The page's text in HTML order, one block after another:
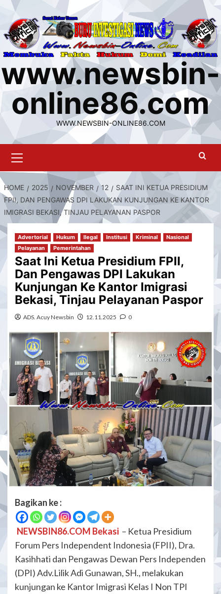
Skip
content
www.newsbin-
online86.com
WWW.NEWSBIN-ONLINE86.COM
Menu
HOME 2025 NOVEMBER 12
SAAT INI KETUA PRESIDIUM
FPII, DAN PENGAWAS DPI LAKUKAN KUNJUNGAN KE KANTOR
IMIGRASI BEKASI, TINJAU PELAYANAN PASPOR
Advertorial Hukum Ilegal Institusi Kriminal
Nasional
Pelayanan
Pemerintahan
Saat Ini Ketua Presidium FPII,
Dan Pengawas DPI Lakukan
Kunjungan Ke Kantor Imigrasi
Bekasi, Tinjau Pelayanan Paspor
ADS. Acuy Newsbin 12.11.2025 0
Bagikan ke :
NEWSBIN86.COM Bekasi – Ketua Presidium
Forum Pers Independent Indonesia (FPII), Dra.
Kasihhati dan Pengawas Dewan Pers Independen
(DPI) Adv.Lilik Adi Gunawan, SH., melakukan
kunjungan ke Kantor Imigrasi Kelas I Non TPI